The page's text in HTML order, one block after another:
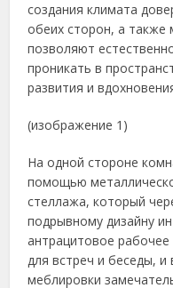
создания климата
обеих сторон, а также
позволяют
проникать в
развития и
(изображение 1)
На одной стороне
помощью
стеллажа, который
подрывному дизайну
антрацитовое
для встреч и беседы,
меблировки